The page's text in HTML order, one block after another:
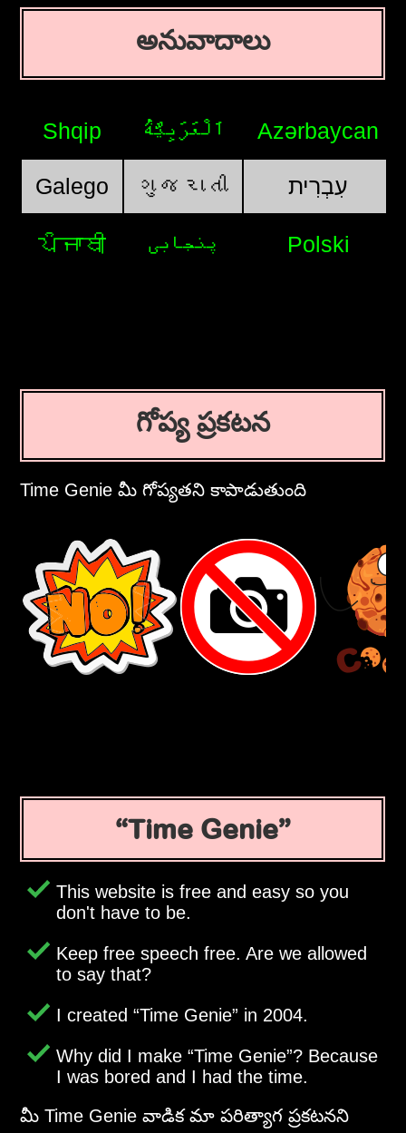
అనువాదాలు
Shqip اَلْعَرَبِيَّةُ Azərbaycan
Galego ગુજરાતી עִבְרִית
ਪੰਜਾਬੀ پنجابی Polski
గోప్య ప్రకటన
Time Genie మీ గోప్యతని కాపాడుతుంది
Time Genie
This website is free and easy so you
don't have to be.
Keep free speech free. Are we allowed
to say that?
I created Time Genie in 2004.
Why did I make Time Genie ? Because
I was bored and I had the time.
మీ Time Genie వాడిక మా పరిత్యాగ ప్రకటనని